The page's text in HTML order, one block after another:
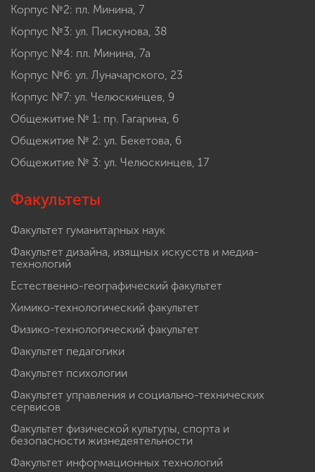
Корпус №2: пл. Минина, 7
Корпус №3: ул. Пискунова, 38
Корпус №4: пл. Минина, 7а
Корпус №6: ул. Луначарского, 23
Корпус №7: ул. Челюскинцев, 9
Общежитие № 1: пр. Гагарина, 6
Общежитие № 2: ул. Бекетова, 6
Общежитие № 3: ул. Челюскинцев, 17
Факультеты
Факультет гуманитарных наук
Факультет дизайна, изящных искусств и медиа-
технологий
Естественно-географический факультет
Химико-технологический факультет
Физико-технологический факультет
Факультет педагогики
Факультет психологии
Факультет управления и социально-технических
сервисов
Факультет физической культуры, спорта и
безопасности жизнедеятельности
Факультет информационных технологий